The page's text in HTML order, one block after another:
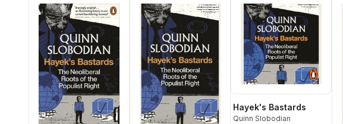
Hayek's Bastards
Quinn Slobodian